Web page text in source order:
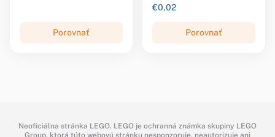
Porovnať
€0,02
Porovnať
Neoficiálna stránka LEGO. LEGO je ochranná známka skupiny LEGO
Group, ktorá túto webovú stránku nesponzoruje, neautorizuje ani